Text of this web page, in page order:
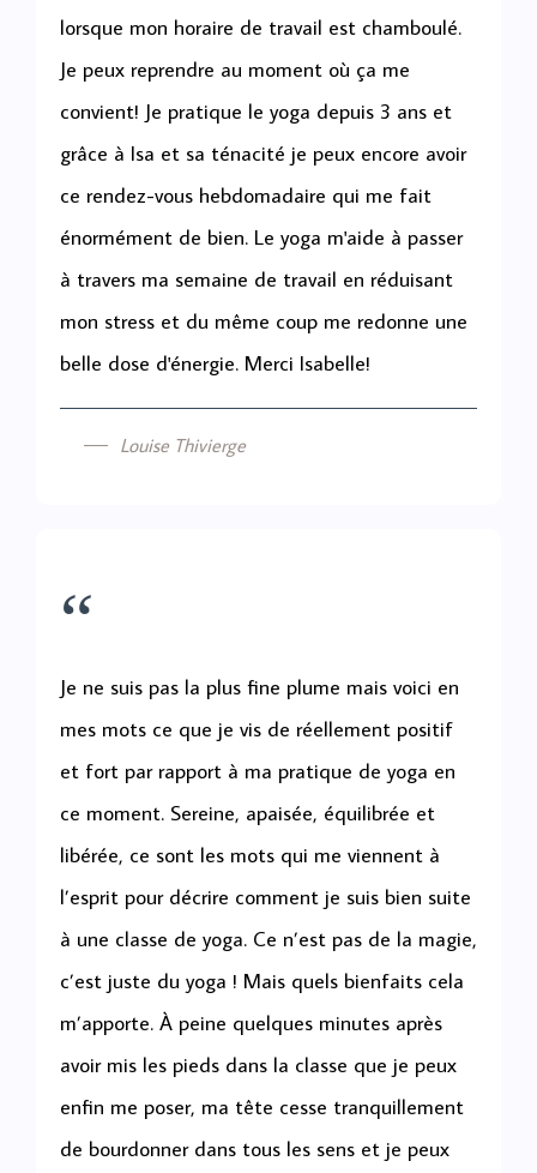
lorsque mon horaire de travail est chamboulé.
Je peux reprendre au moment où ça me
convient! Je pratique le yoga depuis 3 ans et
grâce à Isa et sa ténacité je peux encore avoir
ce rendez-vous hebdomadaire qui me fait
énormément de bien. Le yoga m'aide à passer
à travers ma semaine de travail en réduisant
mon stress et du même coup me redonne une
belle dose d'énergie. Merci Isabelle!
Louise Thivierge
“
Je ne suis pas la plus fine plume mais voici en
mes mots ce que je vis de réellement positif
et fort par rapport à ma pratique de yoga en
ce moment. Sereine, apaisée, équilibrée et
libérée, ce sont les mots qui me viennent à
l’esprit pour décrire comment je suis bien suite
à une classe de yoga. Ce n’est pas de la magie,
c’est juste du yoga ! Mais quels bienfaits cela
m’apporte. À peine quelques minutes après
avoir mis les pieds dans la classe que je peux
enfin me poser, ma tête cesse tranquillement
de bourdonner dans tous les sens et je peux